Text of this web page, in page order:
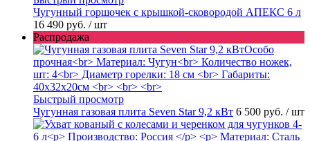
Чугунный горшочек с крышкой-сковородой АПЕКС 6 л
16 490 руб. / шт
Распродажа
Быстрый просмотр
Чугунная газовая плита Seven Star 9,2 кВт 6 500 руб. / шт